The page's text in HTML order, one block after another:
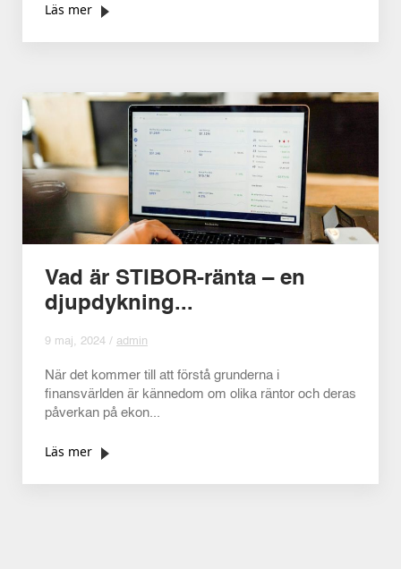
Läs mer
Vad är STIBOR-ränta – en
djupdykning...
9 maj, 2024 / admin
När det kommer till att förstå grunderna i
finansvärlden är kännedom om olika räntor och deras
påverkan på ekon...
Läs mer